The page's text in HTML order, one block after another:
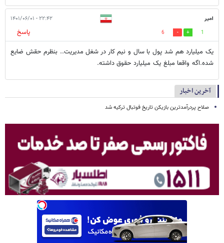
امیر ۲۲:۴۲ - ۱۴۰۱/۰۶/۰۱
1
6
پاسخ
یک میلیارد هم شد پول با سال و نیم کار در شغل مدیریت.. بنظرم حقش ضایع
شده.اگه واقعا مبلغ یک میلیارد حقوق داشته.
آخرین اخبار
صلاح پردرآمدترین بازیکن تاریخ فوتبال ترکیه شد